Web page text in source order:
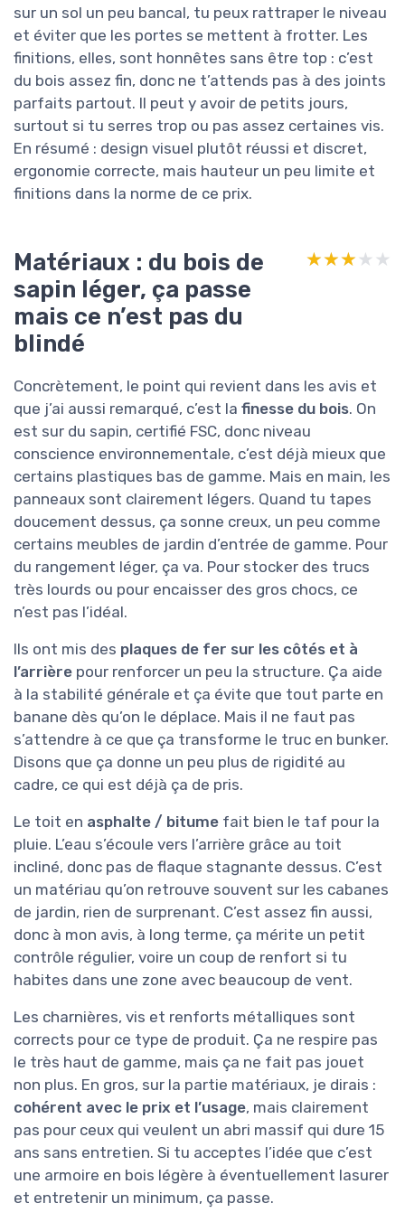
sur un sol un peu bancal, tu peux rattraper le niveau
et éviter que les portes se mettent à frotter. Les
finitions, elles, sont honnêtes sans être top : c’est
du bois assez fin, donc ne t’attends pas à des joints
parfaits partout. Il peut y avoir de petits jours,
surtout si tu serres trop ou pas assez certaines vis.
En résumé : design visuel plutôt réussi et discret,
ergonomie correcte, mais hauteur un peu limite et
finitions dans la norme de ce prix.
Matériaux : du bois de
sapin léger, ça passe
mais ce n’est pas du
blindé
★★★★★
★★★★★
Concrètement, le point qui revient dans les avis et
que j’ai aussi remarqué, c’est la finesse du bois. On
est sur du sapin, certifié FSC, donc niveau
conscience environnementale, c’est déjà mieux que
certains plastiques bas de gamme. Mais en main, les
panneaux sont clairement légers. Quand tu tapes
doucement dessus, ça sonne creux, un peu comme
certains meubles de jardin d’entrée de gamme. Pour
du rangement léger, ça va. Pour stocker des trucs
très lourds ou pour encaisser des gros chocs, ce
n’est pas l’idéal.
Ils ont mis des plaques de fer sur les côtés et à
l’arrière pour renforcer un peu la structure. Ça aide
à la stabilité générale et ça évite que tout parte en
banane dès qu’on le déplace. Mais il ne faut pas
s’attendre à ce que ça transforme le truc en bunker.
Disons que ça donne un peu plus de rigidité au
cadre, ce qui est déjà ça de pris.
Le toit en asphalte / bitume fait bien le taf pour la
pluie. L’eau s’écoule vers l’arrière grâce au toit
incliné, donc pas de flaque stagnante dessus. C’est
un matériau qu’on retrouve souvent sur les cabanes
de jardin, rien de surprenant. C’est assez fin aussi,
donc à mon avis, à long terme, ça mérite un petit
contrôle régulier, voire un coup de renfort si tu
habites dans une zone avec beaucoup de vent.
Les charnières, vis et renforts métalliques sont
corrects pour ce type de produit. Ça ne respire pas
le très haut de gamme, mais ça ne fait pas jouet
non plus. En gros, sur la partie matériaux, je dirais :
cohérent avec le prix et l’usage, mais clairement
pas pour ceux qui veulent un abri massif qui dure 15
ans sans entretien. Si tu acceptes l’idée que c’est
une armoire en bois légère à éventuellement lasurer
et entretenir un minimum, ça passe.